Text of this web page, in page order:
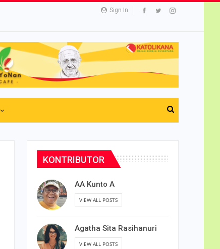
Sign In
KONTRIBUTOR
AA Kunto A
VIEW ALL POSTS
Agatha Sita Rasihanuri
VIEW ALL POSTS